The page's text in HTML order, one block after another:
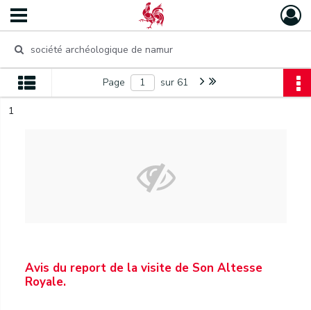
Page sur 61
1
Avis du report de la visite de Son Altesse
Royale.